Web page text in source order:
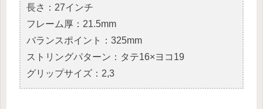
長さ：27インチ
フレーム厚：21.5mm
バランスポイント：325mm
ストリングパターン：タテ16×ヨコ19
グリップサイズ：2,3